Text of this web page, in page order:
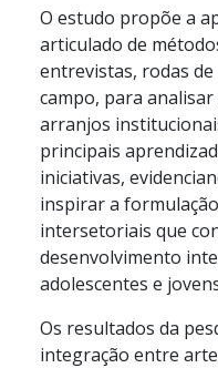
O estudo propõe a
articulado de
entrevistas, rodas de
campo, para
arranjos
principais
iniciativas,
inspirar a
intersetoriais que
desenvolvimento
adolescentes e
Os resultados da
integração entre